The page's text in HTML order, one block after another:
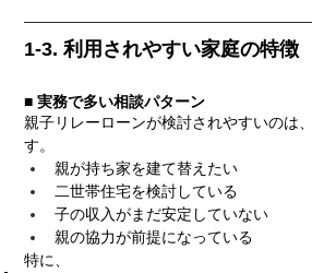
1-3. 利用されやすい家庭の特徴
■ 実務で多い相談パターン
親子リレーローンが検討されやすいのは
す。
親が持ち家を建て替えたい
二世帯住宅を検討している
子の収入がまだ安定していない
親の協力が前提になっている
特に、